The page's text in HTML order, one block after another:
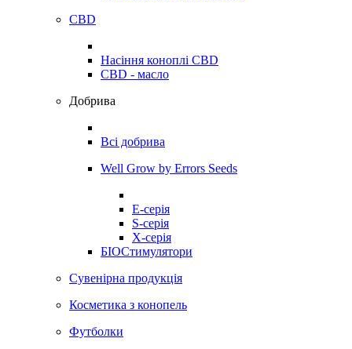
CBD
Насіння коноплі CBD
CBD - масло
Добрива
Всі добрива
Well Grow by Errors Seeds
E-серія
S-серія
X-серія
БІОСтимулятори
Сувенірна продукція
Косметика з конопель
Футболки